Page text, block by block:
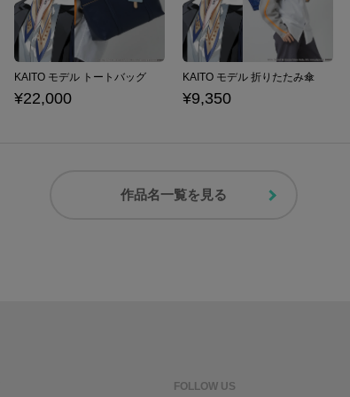
KAITO モデル トートバッグ
¥22,000
KAITO モデル 折りたたみ傘
¥9,350
作品名一覧を見る
FOLLOW US